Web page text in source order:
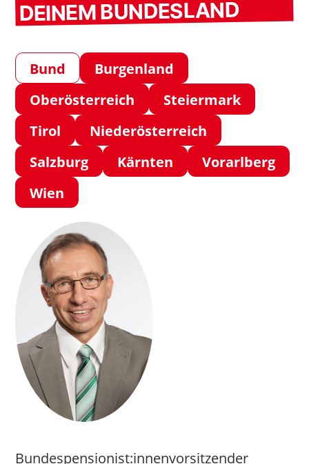
DEINEM BUNDESLAND
Bund
Burgenland
Oberösterreich
Steiermark
Tirol
Niederösterreich
Salzburg
Kärnten
Vorarlberg
Wien
Bundespensionist:innenvorsitzender